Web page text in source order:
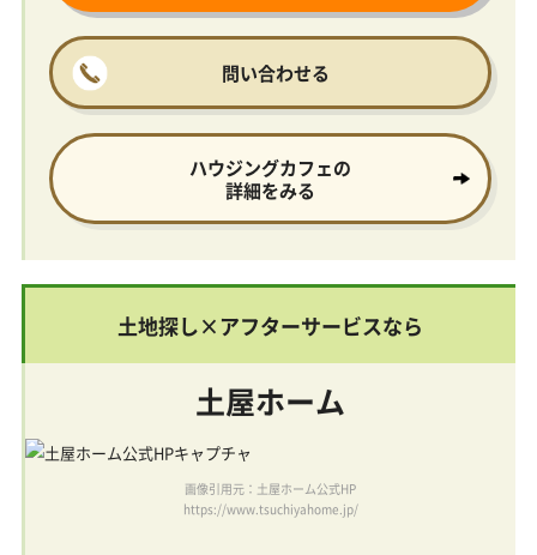
問い合わせる
ハウジングカフェの
詳細をみる
土地探し×アフターサービスなら
土屋ホーム
画像引用元：土屋ホーム公式HP
https://www.tsuchiyahome.jp/